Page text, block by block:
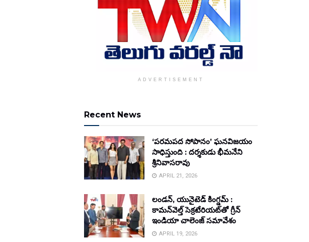
ADVERTISEMENT
Recent News
‘పరమపద సోపానం’ ఘనవిజయం
సాధిస్తుంది : దర్శకుడు భీమనేని
శ్రీనివాసరావు
APRIL 21, 2026
లండన్, యునైటెడ్ కింగ్డమ్ :
కామన్‌వెల్త్ సెక్రటేరియట్‌తో గ్రీన్
ఇండియా చాలెంజ్ సమావేశం
APRIL 19, 2026